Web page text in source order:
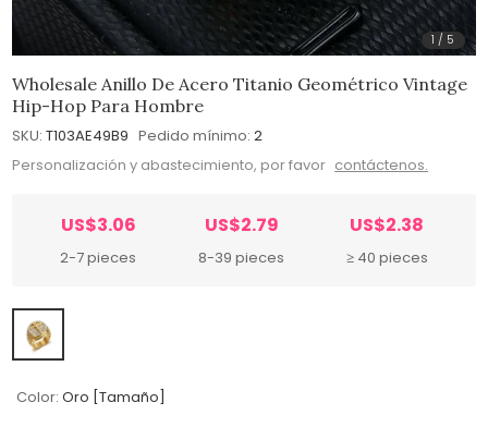
1 / 5
Wholesale Anillo De Acero Titanio Geométrico Vintage
Hip-Hop Para Hombre
SKU: T103AE49B9 Pedido mínimo: 2
Personalización y abastecimiento, por favor contáctenos.
US$3.06
2-7 pieces
US$2.79
8-39 pieces
US$2.38
≥ 40 pieces
Color: Oro [Tamaño]